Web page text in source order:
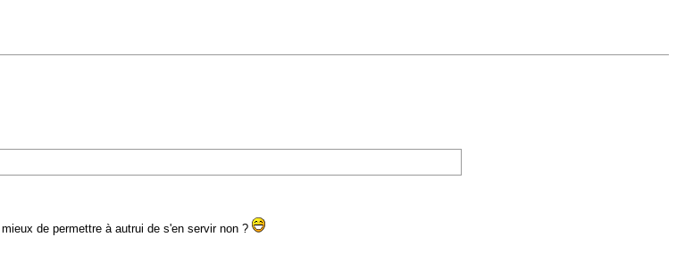
de permettre à autrui de s'en servir non ?